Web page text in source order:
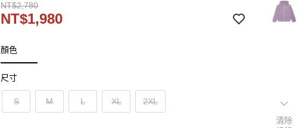
NT$2,780
NT$1,980
顏色
尺寸
S M L XL 2XL
清除